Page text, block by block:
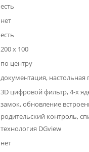
есть
нет
есть
200 x 100
по центру
документация, настольная
3D цифровой фильтр, 4-х
замок, обновление
родительский контроль,
технология DGview
нет